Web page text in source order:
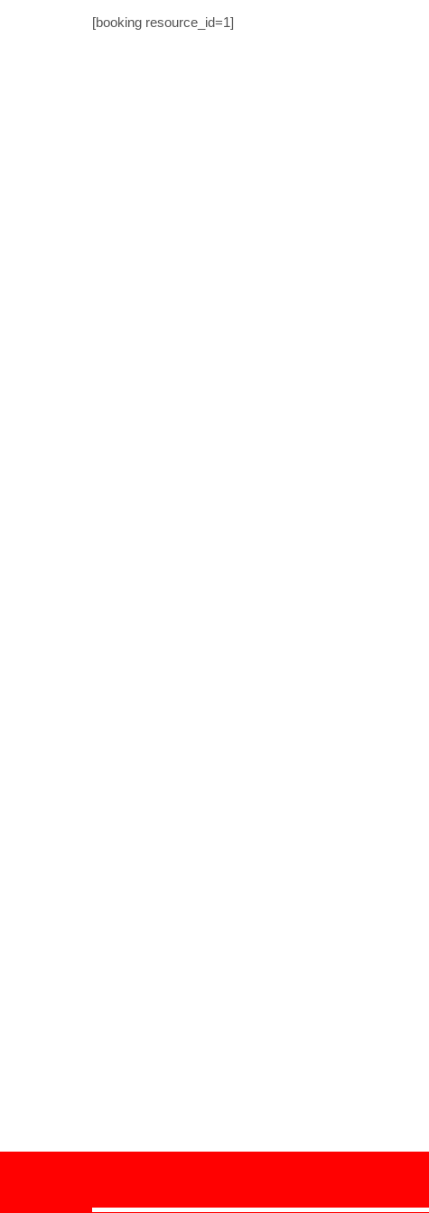
[booking resource_id=1]